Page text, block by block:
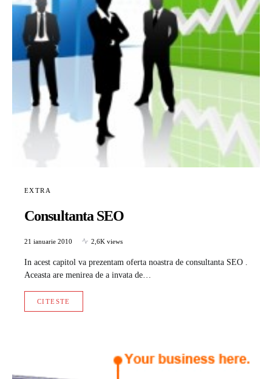
EXTRA
Consultanta SEO
21 ianuarie 2010 2,6K views
In acest capitol va prezentam oferta noastra de consultanta SEO .
Aceasta are menirea de a invata de…
CITESTE